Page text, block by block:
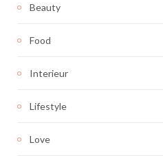
Beauty
Food
Interieur
Lifestyle
Love